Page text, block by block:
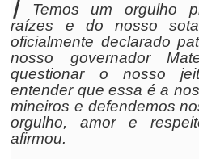
┃ Temos um orgulho
raízes e do nosso
oficialmente declarado
nosso governador
questionar o nosso
entender que essa é a
mineiros e defendemos
orgulho, amor e
afirmou.